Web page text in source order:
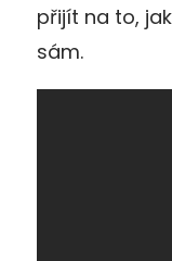
přijít na to,
sám.